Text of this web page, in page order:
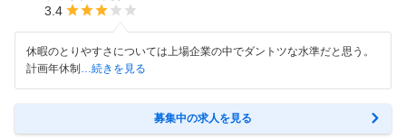
3.4
休暇のとりやすさについては上場企業の中でダントツな水準だと思う。
計画年休制 …続きを見る
募集中の求人を見る